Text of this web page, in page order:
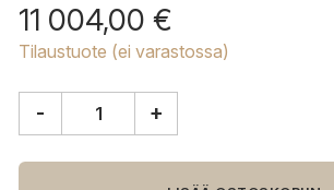
11 004,00 €
Tilaustuote (ei varastossa)
&
- +